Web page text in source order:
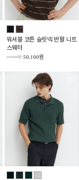
워셔블 코튼 슬릿넥 반팔 니트
스웨터
69,800원 50,100원